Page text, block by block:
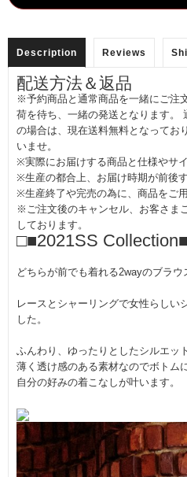
Description Reviews
配送方法＆返品
※予約商品と通常商品を一緒にご注
荷を待ち、一緒の発送となります。
の場合は、現在送料無料となってお
いませ。
※実際にお届けする商品と仕様やサ
※生産の都合上、お届け時期が前後
※生産終了や完売の為に、商品をご
※ご注文後のキャンセル、お客さま
しております。
□■2021SS
どちらが前でも着れる2wayのブラウ
レースとシャーリングで女性らしい
した。
ふんわり、ゆったりとしたシルエッ
薄く透け感のある素材なのでボトム
自分の好みの着こなしが叶います。